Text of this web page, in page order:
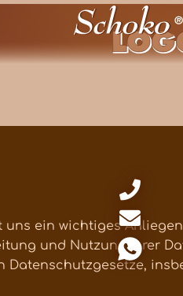
ein wichtiges
und Nutzung Ihrer
Datenschutzgesetze,